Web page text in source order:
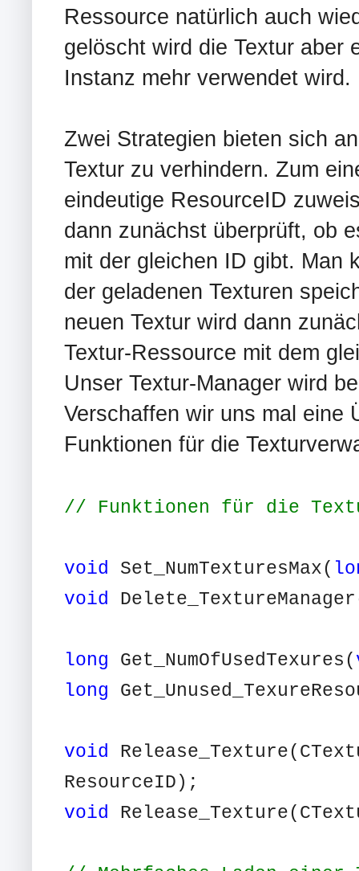
Ressource natürlich auch
gelöscht wird die Textur aber
Instanz mehr verwendet wird.
Zwei Strategien bieten sich
Textur zu verhindern. Zum
eindeutige ResourceID
dann zunächst überprüft, ob
mit der gleichen ID gibt. Man
der geladenen Texturen
neuen Textur wird dann
Textur-Ressource mit dem
Unser Textur-Manager wird
Verschaffen wir uns mal eine
Funktionen für die
// Funktionen für die
void Set_NumTexturesMax(
void
long Get_NumOfUsedTexures(
long
void
ResourceID);
void